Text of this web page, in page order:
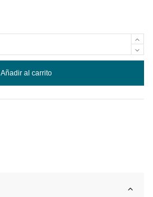
Añadir al carrito